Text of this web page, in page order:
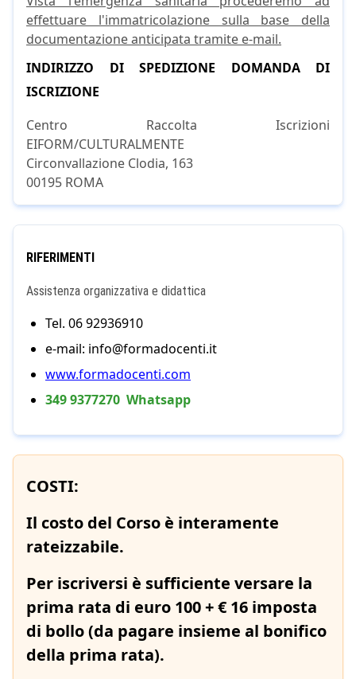
effettuare l'immatricolazione sulla base della
documentazione anticipata tramite e-mail.
INDIRIZZO DI SPEDIZIONE DOMANDA DI
ISCRIZIONE
Centro Raccolta Iscrizioni
EIFORM/CULTURALMENTE
Circonvallazione Clodia, 163
00195 ROMA
RIFERIMENTI
Assistenza organizzativa e didattica
Tel. 06 92936910
e-mail: info@formadocenti.it
www.formadocenti.com
349 9377270 Whatsapp
COSTI:
Il costo del Corso è interamente
rateizzabile.
Per iscriversi è sufficiente versare la
prima rata di euro 100 + € 16 imposta
di bollo (da pagare insieme al bonifico
della prima rata).